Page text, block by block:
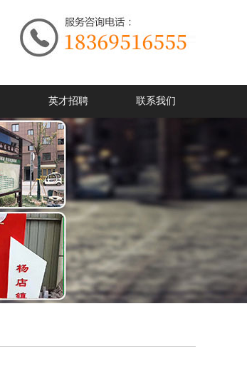
英才招聘 联系我们